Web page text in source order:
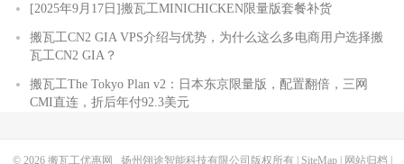
[2025年9月17日]搬瓦工MINICHICKEN限量版套餐补货
搬瓦工CN2 GIA VPS介绍与优势，为什么这么多电商用户选择搬
瓦工CN2 GIA？
搬瓦工The Tokyo Plan v2：日本东京限量版，配置翻倍，三网
CMI直连，折后年付92.3美元
© 2026 搬瓦工优惠网 扬州翎途智能科技有限公司版权所有 | SiteMap| 网站归档 |